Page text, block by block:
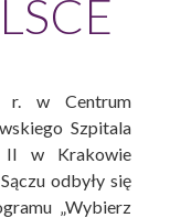
w Centrum
Szpitala
II w Krakowie
odbyły się
„Wybierz